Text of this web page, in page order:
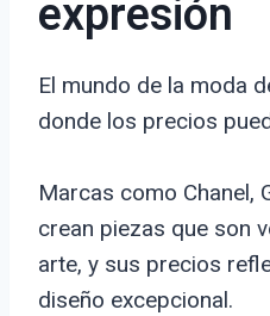
expresión
El mundo de la moda
donde los precios
Marcas como Chanel,
crean piezas que son
arte, y sus precios
diseño excepcional.